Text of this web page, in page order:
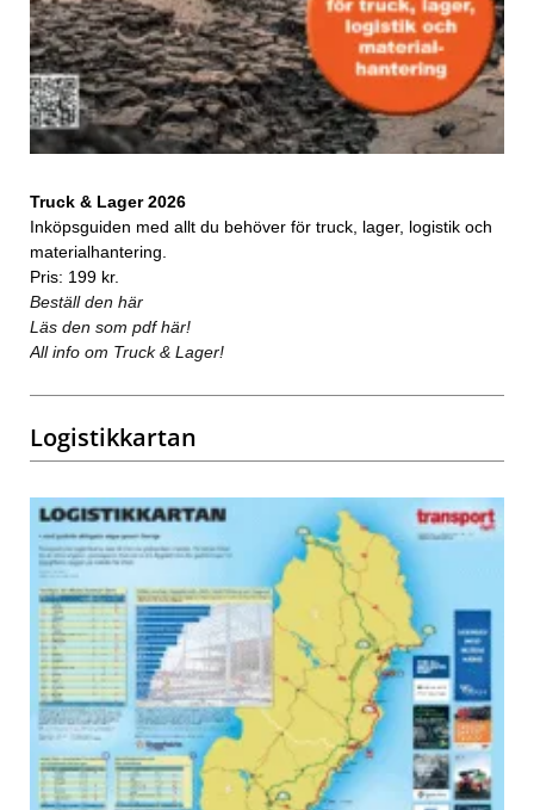
Truck & Lager 2026
Inköpsguiden med allt du behöver för truck, lager, logistik och
materialhantering.
Pris: 199 kr.
Beställ den här
Läs den som pdf här!
All info om Truck & Lager!
Logistikkartan